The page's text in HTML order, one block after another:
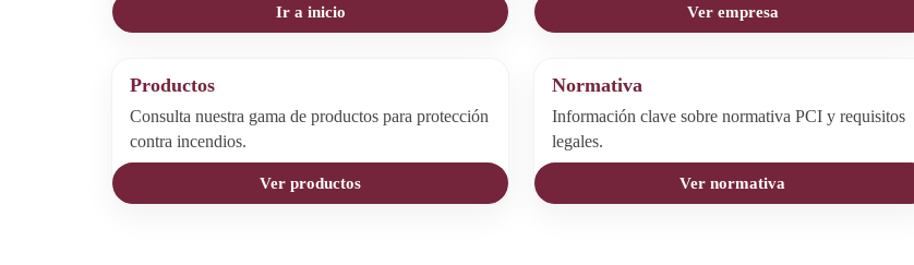
Ir a inicio Ver empresa
Productos
Consulta nuestra gama de productos para protección
contra incendios.
Ver productos
Normativa
Información clave sobre normativa PCI y requisitos
legales.
Ver normativa